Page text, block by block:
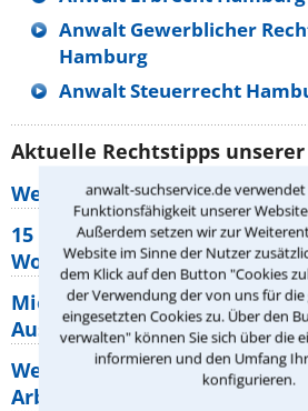
anwalt-suchservice.de
Funktionsfähigkeit unserer
Außerdem setzen wir zur
Website im Sinne der Nutzer
dem Klick auf den Button "Cookies
der Verwendung der von uns für
eingesetzten Cookies zu. Über den
verwalten" können Sie sich über die
informieren und den Umfang
konfigurieren.
Anwalt Gewerblicher
Hamburg
Anwalt Steuerrecht
Aktuelle Rechtstipps
Wer muss
15 elementare Rechte, die
Wohnungseigentümer
Mietpreisbremse 2026: Alle
Ausnahmen und Rechte für
Welche Regeln für
Arbeitszeit gelten beim